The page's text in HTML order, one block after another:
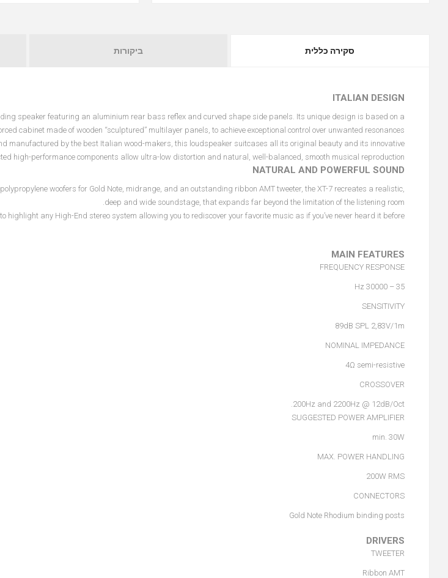
סקירה כללית ביקורות
ITALIAN DESIGN
speaker featuring an aluminium rear bass reflex and curved shape side panels. Its unique design is based on a
cabinet made of wooden “sculptured” multilayer panels, to achieve exceptional control over unwanted resonances.
manufactured by the best Italian wood-makers, this loudspeaker suitcases all its original beauty and its innovative
high-performance components allow ultra-low distortion and natural, well-balanced, smooth musical reproduction.
NATURAL AND POWERFUL SOUND
woofers for Gold Note, midrange, and an outstanding ribbon AMT tweeter, the XT-7 recreates a realistic,
deep and wide soundstage, that expands far beyond the limitation of the listening room.
highlight any High-End stereo system allowing you to rediscover your favorite music as if you’ve never heard it before.
MAIN FEATURES
FREQUENCY RESPONSE
35 – 30000 Hz
SENSITIVITY
89dB SPL 2,83V/1m
NOMINAL IMPEDANCE
4Ω semi-resistive
CROSSOVER
200Hz and 2200Hz @ 12dB/Oct.
SUGGESTED POWER AMPLIFIER
min. 30W
MAX. POWER HANDLING
200W RMS
CONNECTORS
Gold Note Rhodium binding posts
DRIVERS
TWEETER
Ribbon AMT